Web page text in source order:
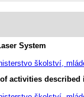
System
školství,
activities